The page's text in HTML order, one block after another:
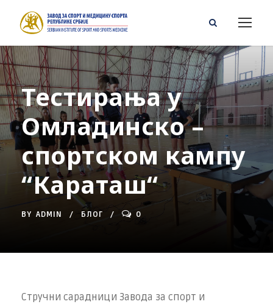
Тестирања у
Омладинско –
спортском кампу
“Караташ“
BY ADMIN БЛОГ 0
Стручни сарадници Завода за спорт и